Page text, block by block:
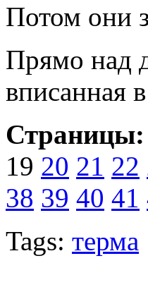
Потом они
Прямо над
вписанная
Страницы:
19 20 21 22
38 39 40 41
Tags: терма